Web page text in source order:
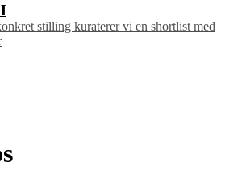
stilling kuraterer vi en shortlist med